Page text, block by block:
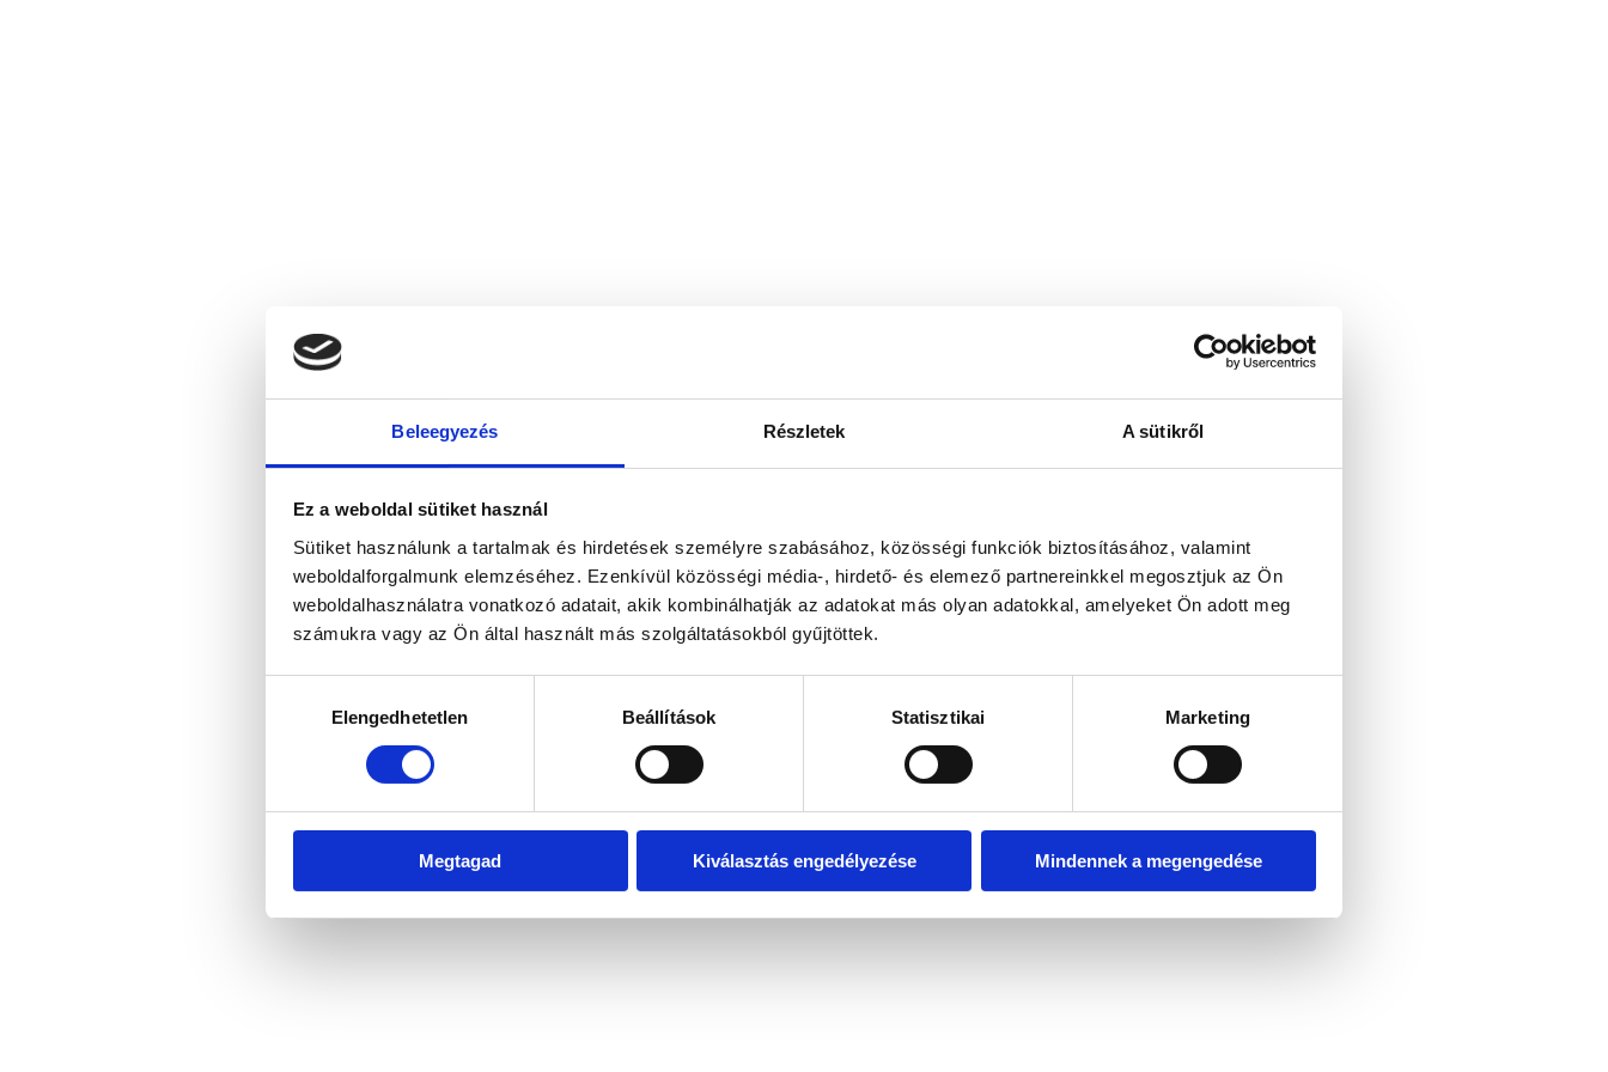
Beleegyezés Részletek A sütikről
Ez a weboldal sütiket használ
Sütiket használunk a tartalmak és hirdetések személyre szabásához, közösségi funkciók biztosításához, valamint
weboldalforgalmunk elemzéséhez. Ezenkívül közösségi média-, hirdető- és elemező partnereinkkel megosztjuk az Ön
weboldalhasználatra vonatkozó adatait, akik kombinálhatják az adatokat más olyan adatokkal, amelyeket Ön adott meg
számukra vagy az Ön által használt más szolgáltatásokból gyűjtöttek.
kiválasztásaElengedhetetlen Beállítások Statisztikai Marketing
Megtagad Kiválasztás engedélyezése Mindennek a megengedése
Application error: a client-side exception has occurred while loadingwww.bicapp.hu (see the browser console for more information)